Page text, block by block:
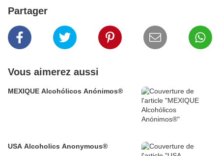
Partager
Vous aimerez aussi
MEXIQUE Alcohólicos Anónimos®
USA Alcoholics Anonymous®